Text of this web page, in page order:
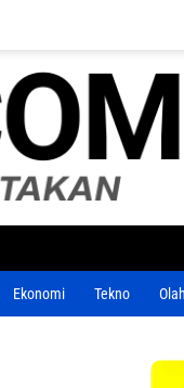
Ekonomi Tekno